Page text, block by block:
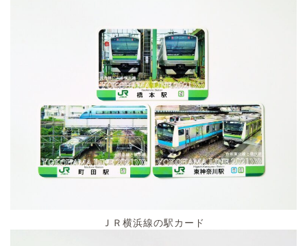
ＪＲ横浜線の駅カード